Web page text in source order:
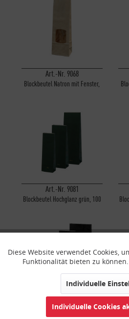
Art.-Nr. 9068
Blockbeutel Natron mit Fenster,
Art.-Nr. 9081
Blockbeutel Hochglanz grün, 100
Art.-Nr. 9100
Blockbeutel Hochglanz schwarz,
Funktionale
Diese Website verwendet Cookies,
Funktionalität bieten zu können.
Individuelle
Individuelle Cookies